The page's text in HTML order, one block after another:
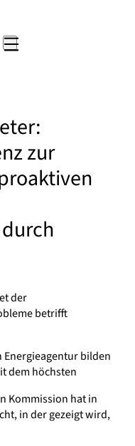
zur
der
betrifft
bilden
dem höchsten
Kommission hat in
in der gezeigt wird,